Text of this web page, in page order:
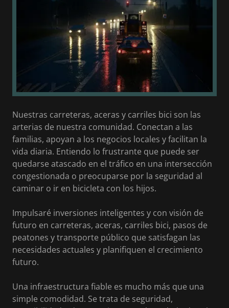
Nuestras carreteras, aceras y carriles bici son las
arterias de nuestra comunidad. Conectan a las
familias, apoyan a los negocios locales y facilitan la
vida diaria. Entiendo lo frustrante que puede ser
quedarse atascado en el tráfico en una intersección
congestionada o preocuparse por la seguridad al
caminar o ir en bicicleta con los hijos.
Impulsaré inversiones inteligentes y con visión de
futuro en carreteras, aceras, carriles bici, pasos de
peatones y transporte público que satisfagan las
necesidades actuales y planifiquen el crecimiento
futuro.
Una infraestructura fiable es mucho más que una
simple comodidad. Se trata de seguridad,